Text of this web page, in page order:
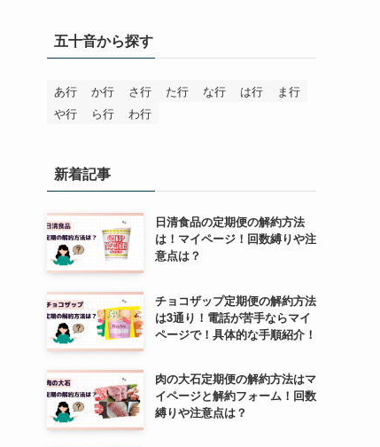
五十音から探す
あ行 か行 さ行 た行 な行 は行
ま行
や行
ら行 わ行
新着記事
日清食品の定期便の解約方法
は！マイページ！回数縛りや注
意点は？
チョコザップ定期便の解約方法
は3通り！電話が苦手ならマイ
ページで！具体的な手順紹介！
肉の大石定期便の解約方法はマ
イページと解約フォーム！回数
縛りや注意点は？